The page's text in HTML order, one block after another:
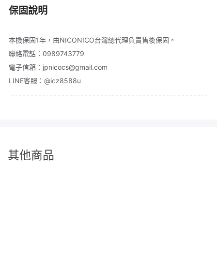
保固說明
本機保固1年，由NICONICO台灣總代理負責售後保固。
聯絡電話：0989743779
電子信箱：jpnicocs@gmail.com
LINE客服：@icz8588u
其他商品